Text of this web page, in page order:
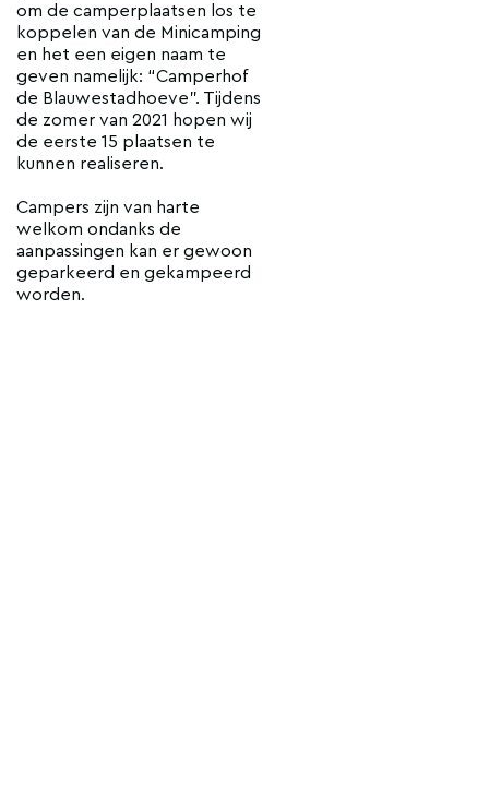
om de camperplaatsen los te
koppelen van de Minicamping
en het een eigen naam te
geven namelijk: “Camperhof
de Blauwestadhoeve”. Tijdens
de zomer van 2021 hopen wij
de eerste 15 plaatsen te
kunnen realiseren.
Campers zijn van harte
welkom ondanks de
aanpassingen kan er gewoon
geparkeerd en gekampeerd
worden.